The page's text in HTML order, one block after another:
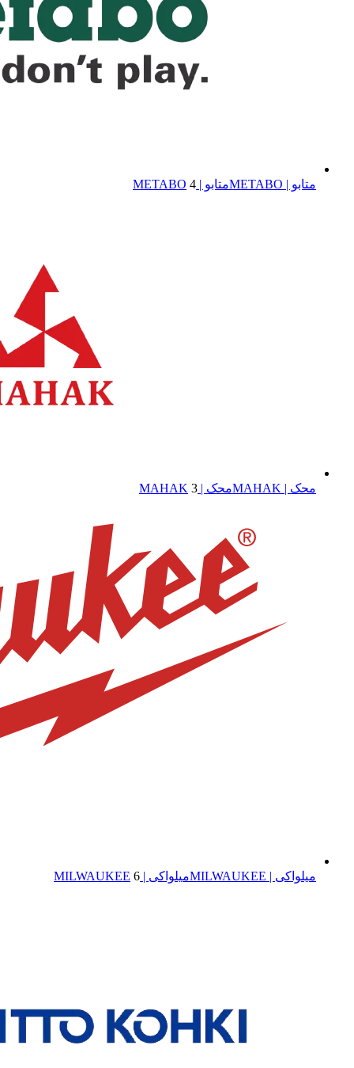
متابو | METABO متابو | METABO 4
محک | MAHAK محک | MAHAK 3
میلواکی | MILWAUKEE میلواکی | MILWAUKEE 6